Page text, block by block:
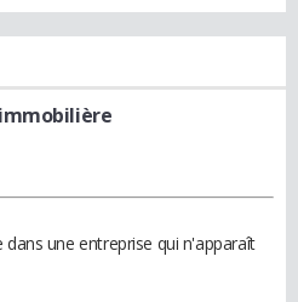
une entreprise qui n'apparaît